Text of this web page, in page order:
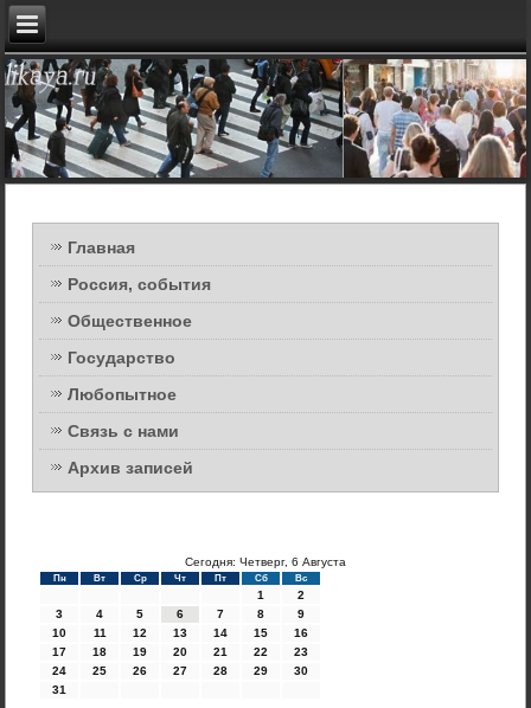
Главная
Россия, события
Общественное
Государство
Любопытное
Связь с нами
Архив записей
Сегодня: Четверг, 6 Августа
Пн Вт Ср Чт Пт Сб Вс
1
2
3
4 5 6 7 8
9
10
11 12 13 14 15
16
17
18 19 20 21 22
23
24
25 26 27 28 29
30
31